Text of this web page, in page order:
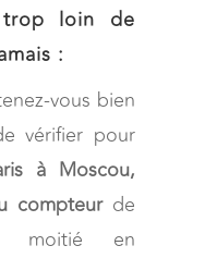
loin de
:
vous bien
vérifier pour
à Moscou,
compteurde
moitié en